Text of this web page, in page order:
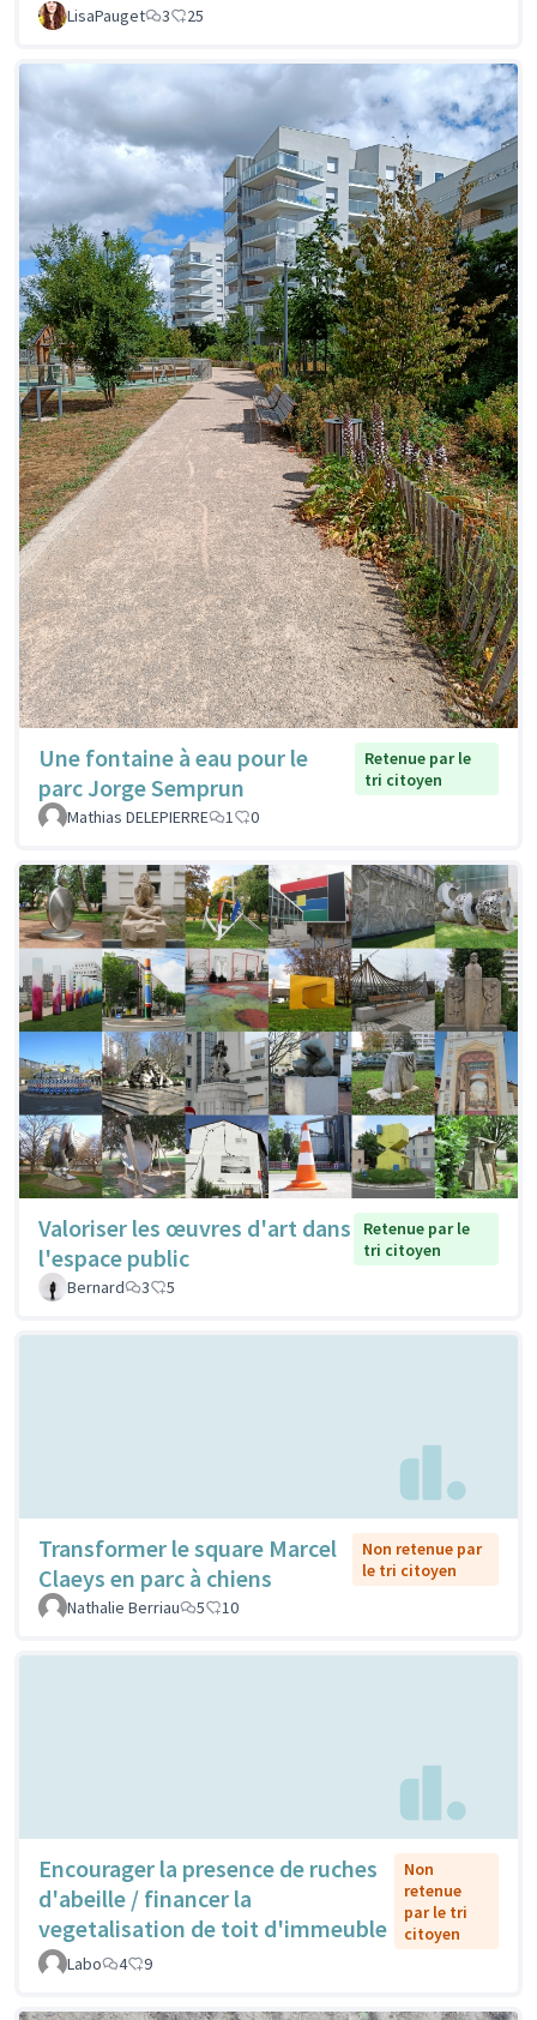
LisaPauget
3 25
Une fontaine à eau pour le
parc Jorge Semprun
Retenue par le
tri citoyen
Mathias DELEPIERRE
1 0
Valoriser les œuvres d'art dans
l'espace public
Retenue par le
tri citoyen
Bernard
3 5
Transformer le square Marcel
Claeys en parc à chiens
Non retenue par
le tri citoyen
Nathalie Berriau
5 10
Encourager la presence de ruches
d'abeille / financer la
vegetalisation de toit d'immeuble
Non
retenue
par le tri
citoyen
Labo
4 9